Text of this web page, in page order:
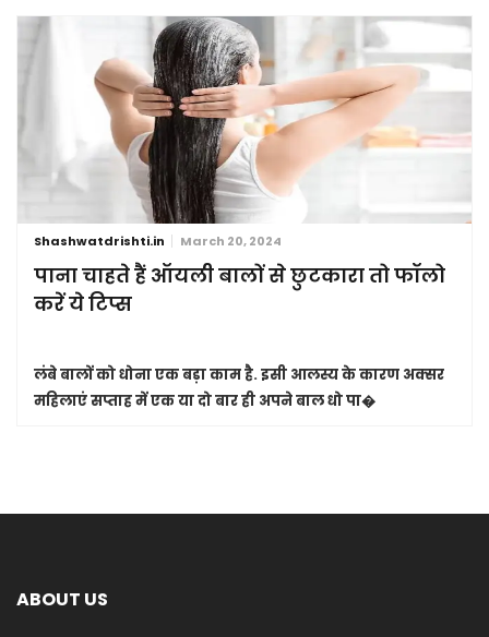
Shashwatdrishti.in March 20, 2024
पाना चाहते हैं ऑयली बालों से छुटकारा तो फॉलो
करें ये टिप्स
लंबे बालों को धोना एक बड़ा काम है. इसी आलस्य के कारण अक्सर
महिलाएं सप्ताह में एक या दो बार ही अपने बाल धो पा�
ABOUT US